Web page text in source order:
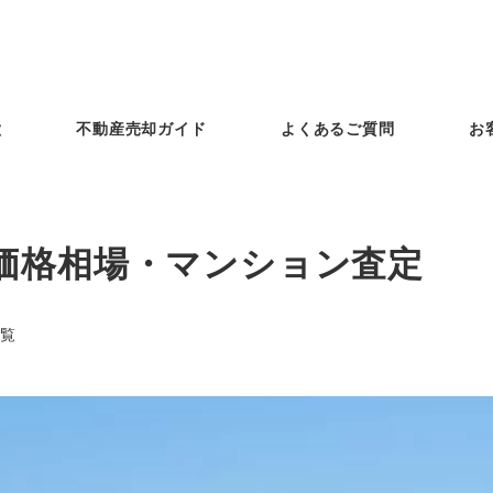
不動産売却ガイド よくあるご質問 お
格相場・マンション査定